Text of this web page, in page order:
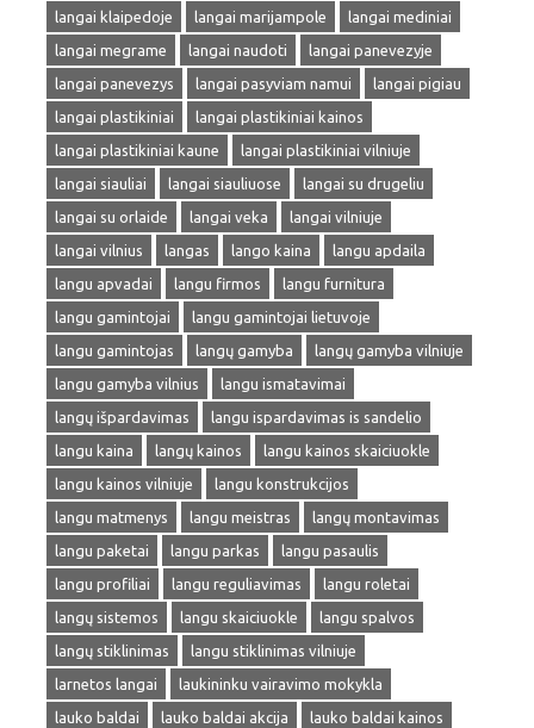
langai klaipedoje
langai marijampole
langai mediniai
langai megrame
langai naudoti
langai panevezyje
langai panevezys
langai pasyviam namui
langai pigiau
langai plastikiniai
langai plastikiniai kainos
langai plastikiniai kaune
langai plastikiniai vilniuje
langai siauliai
langai siauliuose
langai su drugeliu
langai su orlaide
langai veka
langai vilniuje
langai vilnius
langas lango kaina
langu apdaila
langu apvadai
langu firmos
langu furnitura
langu gamintojai
langu gamintojai lietuvoje
langu gamintojas
langų gamyba
langų gamyba vilniuje
langu gamyba vilnius
langu ismatavimai
langų išpardavimas
langu ispardavimas is sandelio
langu kaina
langų kainos
langu kainos skaiciuokle
langu kainos vilniuje
langu konstrukcijos
langu matmenys
langu meistras
langų montavimas
langu paketai
langu parkas
langu pasaulis
langu profiliai
langu reguliavimas
langu roletai
langų sistemos
langu skaiciuokle
langu spalvos
langų stiklinimas
langu stiklinimas vilniuje
larnetos langai
laukininku vairavimo mokykla
lauko baldai
lauko baldai akcija
lauko baldai kainos